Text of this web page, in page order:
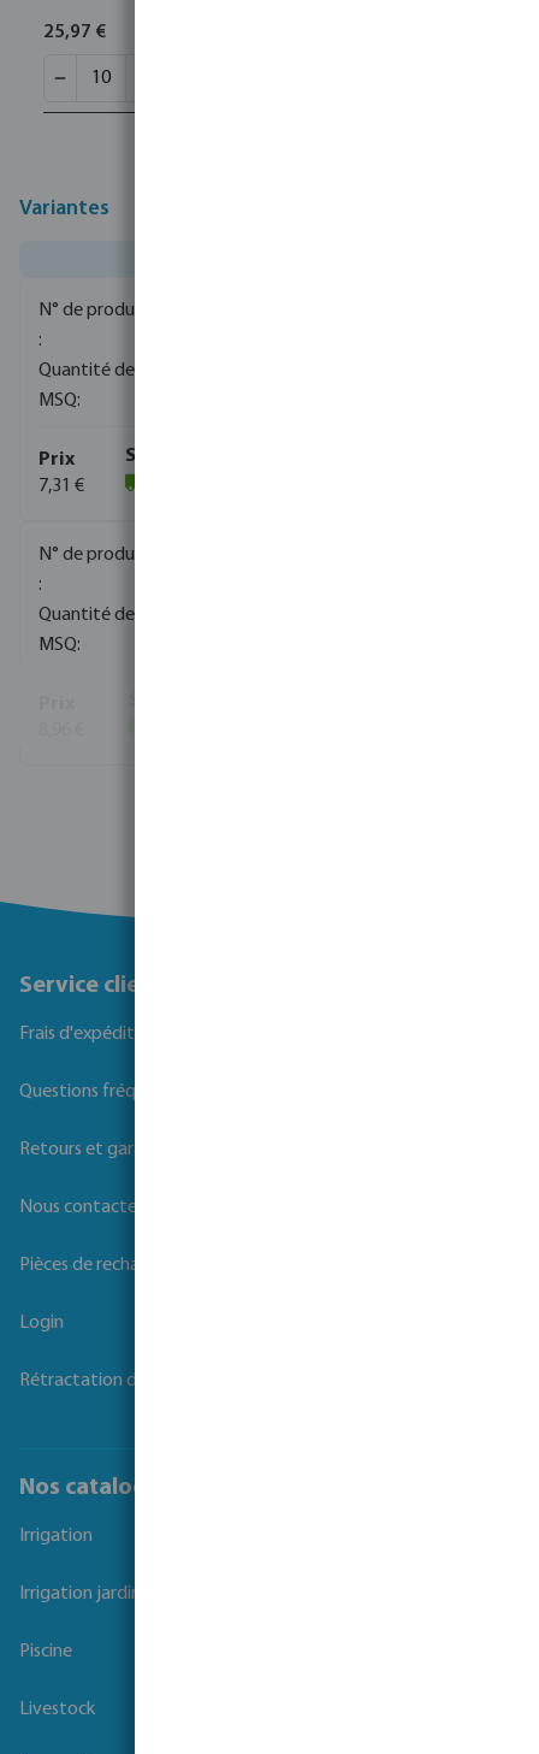
25,97 €
Variantes
7,31 €
Service client
Frais d'expédition
Questions fréquemment posées
Retours et garanties
Nous contacter
Pièces de rechange
Login
Rétractation du contrat
Nos catalogues
Irrigation
Irrigation jardins et parcs
Piscine
Livestock